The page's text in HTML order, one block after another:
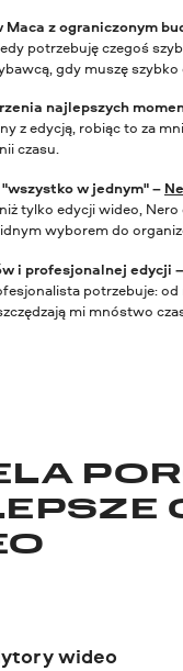
z ograniczonym
potrzebuję czegoś
gdy muszę
najlepszych
z edycją, robiąc to za
czasu.
w jednym" –
tylko edycji wideo,
wyborem do
i profesjonalnej edycji –
potrzebuje:
mi mnóstwo
wideo